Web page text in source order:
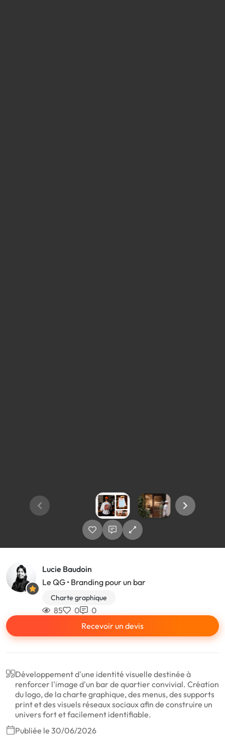
Lucie Baudoin
Le QG • Branding pour un bar
Charte graphique
85 0
0
Recevoir un devis
Développement d'une identité visuelle destinée à
renforcer l'image d'un bar de quartier convivial. Création
du logo, de la charte graphique, des menus, des supports
print et des visuels réseaux sociaux afin de construire un
univers fort et facilement identifiable.
Publiée le 30/06/2026